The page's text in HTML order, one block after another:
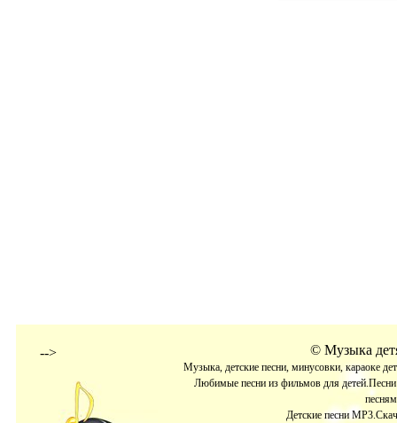
--> © Музыка
Музыка, детские песни, минусовки, караоке
Любимые песни из фильмов для
Детские песни